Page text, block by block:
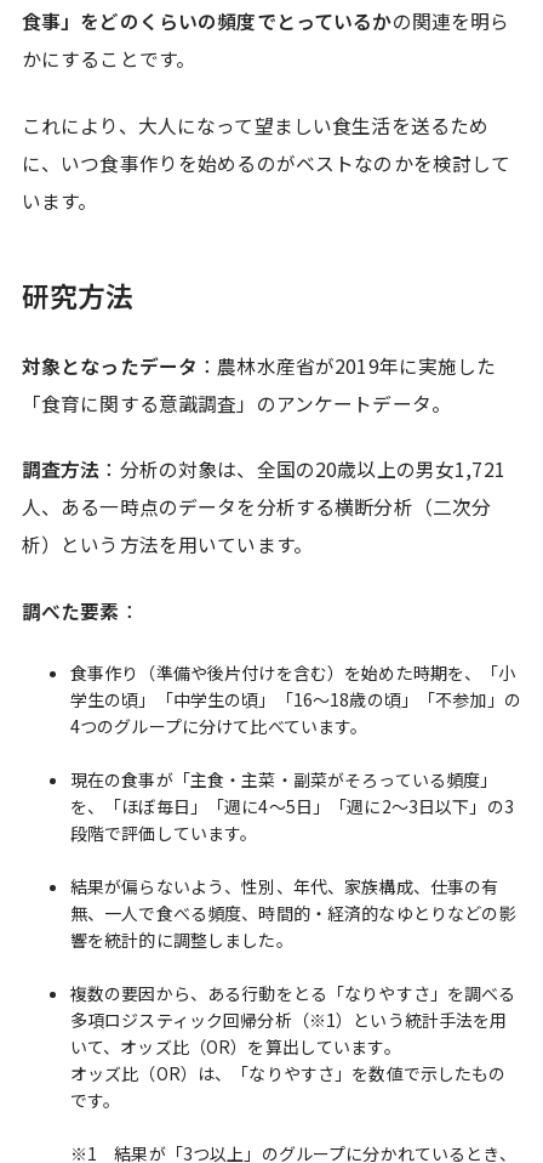
食事」をどのくらいの頻度でとっているかの関連を明ら
かにすることです。
これにより、大人になって望ましい食生活を送るため
に、いつ食事作りを始めるのがベストなのかを検討して
います。
研究方法
対象となったデータ ：農林水産省が2019年に実施した
「食育に関する意識調査」のアンケートデータ。
調査方法 ：分析の対象は、全国の20歳以上の男女1,721
人、ある一時点のデータを分析する横断分析（二次分
析）という方法を用いています。
調べた要素 ：
食事作り（準備や後片付けを含む）を始めた時期を、「小
学生の頃」「中学生の頃」「16〜18歳の頃」「不参加」の
4つのグループに分けて比べています。
現在の食事が「主食・主菜・副菜がそろっている頻度」
を、「ほぼ毎日」「週に4〜5日」「週に2〜3日以下」の3
段階で評価しています。
結果が偏らないよう、性別、年代、家族構成、仕事の有
無、一人で食べる頻度、時間的・経済的なゆとりなどの影
響を統計的に調整しました。
複数の要因から、ある行動をとる「なりやすさ」を調べる
多項ロジスティック回帰分析（※1）という統計手法を用
いて、オッズ比（OR）を算出しています。
オッズ比（OR）は、「なりやすさ」を数値で示したもの
です。
※1 結果が「3つ以上」のグループに分かれているとき、